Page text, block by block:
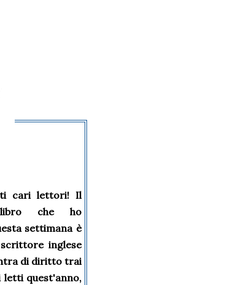
cari lettori! Il
libro che ho
settimana è
inglese
di diritto trai
quest'anno,